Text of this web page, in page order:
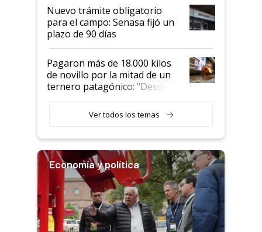
Nuevo trámite obligatorio
para el campo: Senasa fijó un
plazo de 90 días
Pagaron más de 18.000 kilos
de novillo por la mitad de un
ternero patagónico: "Desde
llamar la atención"
Ver todos los temas
Economía y política